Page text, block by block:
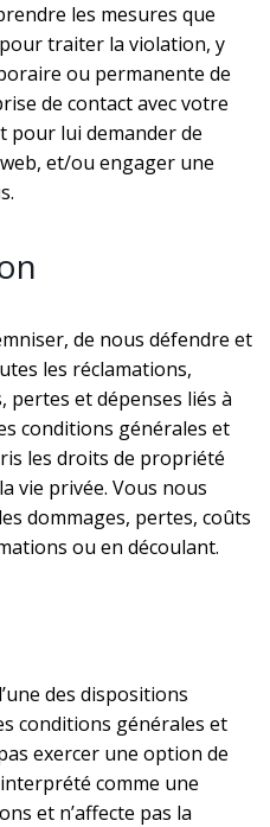
les mesures que
traiter la violation, y
ou permanente de
de contact avec votre
pour lui demander de
et/ou engager une
de nous défendre et
les réclamations,
pertes et dépenses liés à
conditions générales et
les droits de propriété
vie privée. Vous nous
dommages, pertes, coûts
ou en découlant.
des dispositions
conditions générales et
exercer une option de
comme une
et n’affecte pas la